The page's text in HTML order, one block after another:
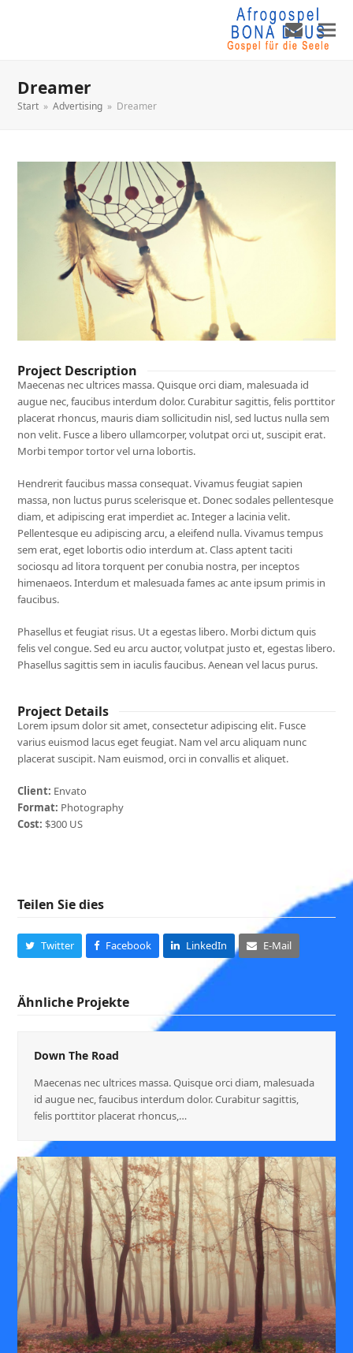
Dreamer
Start » Advertising » Dreamer
Project Description
Maecenas nec ultrices massa. Quisque orci diam, malesuada id
augue nec, faucibus interdum dolor. Curabitur sagittis, felis porttitor
placerat rhoncus, mauris diam sollicitudin nisl, sed luctus nulla sem
non velit. Fusce a libero ullamcorper, volutpat orci ut, suscipit erat.
Morbi tempor tortor vel urna lobortis.
Hendrerit faucibus massa consequat. Vivamus feugiat sapien
massa, non luctus purus scelerisque et. Donec sodales pellentesque
diam, et adipiscing erat imperdiet ac. Integer a lacinia velit.
Pellentesque eu adipiscing arcu, a eleifend nulla. Vivamus tempus
sem erat, eget lobortis odio interdum at. Class aptent taciti
sociosqu ad litora torquent per conubia nostra, per inceptos
himenaeos. Interdum et malesuada fames ac ante ipsum primis in
faucibus.
Phasellus et feugiat risus. Ut a egestas libero. Morbi dictum quis
felis vel congue. Sed eu arcu auctor, volutpat justo et, egestas libero.
Phasellus sagittis sem in iaculis faucibus. Aenean vel lacus purus.
Project Details
Lorem ipsum dolor sit amet, consectetur adipiscing elit. Fusce
varius euismod lacus eget feugiat. Nam vel arcu aliquam nunc
placerat suscipit. Nam euismod, orci in convallis et aliquet.
Client: Envato
Format: Photography
Cost: $300 US
Teilen Sie dies
Twitter Facebook LinkedIn E-Mail
Ähnliche Projekte
Down The Road
Maecenas nec ultrices massa. Quisque orci diam, malesuada
id augue nec, faucibus interdum dolor. Curabitur sagittis,
felis porttitor placerat rhoncus,…